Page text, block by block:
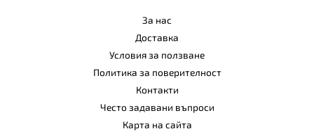
За нас
Доставка
Условия за ползване
Политика за поверителност
Контакти
Често задавани въпроси
Карта на сайта